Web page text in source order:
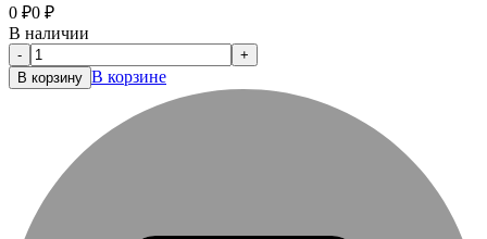
0 ₽0 ₽
В наличии
-
+
В корзину В корзине